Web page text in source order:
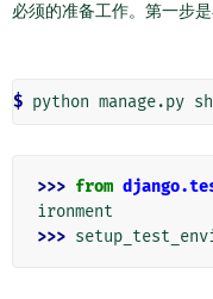
必须的准备工作。第一步
$
>>> from
ironment
>>>